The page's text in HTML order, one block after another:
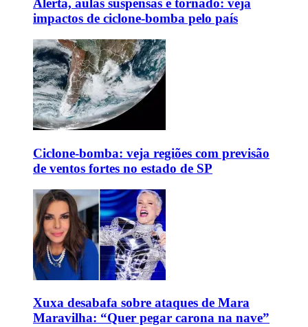
Alerta, aulas suspensas e tornado: veja
impactos de ciclone-bomba pelo país
Ciclone-bomba: veja regiões com previsão
de ventos fortes no estado de SP
Xuxa desabafa sobre ataques de Mara
Maravilha: “Quer pegar carona na nave”